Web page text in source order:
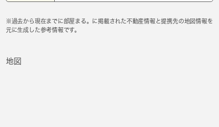
※過去から現在までに部屋まる。に掲載された不動産情報と提携先の地図情報を
元に生成した参考情報です。
地図